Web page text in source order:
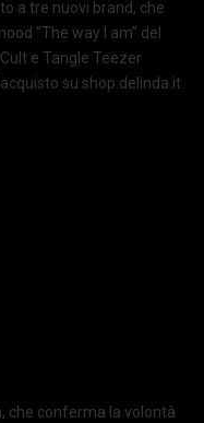
a tre nuovi brand, che
“The way I am” del
e Tangle Teezer
su shop.delinda.it.
che conferma la volontà